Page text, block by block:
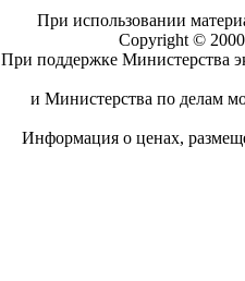
При использовании
Copyright ©
При поддержке Министерства
и Министерства по делам
Информация о ценах,